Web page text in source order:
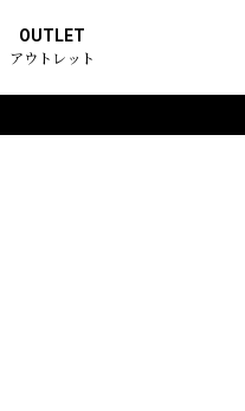
OUTLET
アウトレット